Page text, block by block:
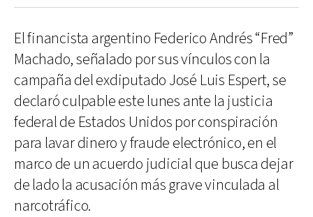
El financista argentino Federico Andrés “Fred”
Machado, señalado por sus vínculos con la
campaña del exdiputado José Luis Espert, se
declaró culpable este lunes ante la justicia
federal de Estados Unidos por conspiración
para lavar dinero y fraude electrónico, en el
marco de un acuerdo judicial que busca dejar
de lado la acusación más grave vinculada al
narcotráfico.